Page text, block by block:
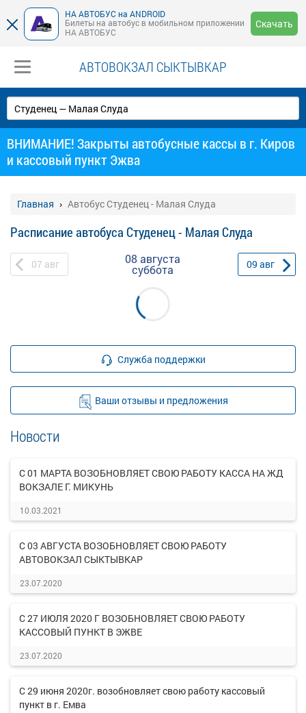
НА АВТОБУС на ANDROID
Билеты на автобус в мобильном приложении
НА АВТОБУС
Скачать
АВТОВОКЗАЛ СЫКТЫВКАР
ВНИМАНИЕ! Закрыты автобусные кассы в г. Киров
и кассовый пункт Эжва
Главная Автобус Студенец - Малая Слуда
Расписание автобуса Студенец - Малая Слуда
07 авг 08 августа
суббота 09 авг
Служба поддержки
Ваши отзывы и предложения
Новости
С 01 МАРТА ВОЗОБНОВЛЯЕТ СВОЮ РАБОТУ КАССА НА ЖД
ВОКЗАЛЕ Г. МИКУНЬ
10.03.2021
С 03 АВГУСТА ВОЗОБНОВЛЯЕТ СВОЮ РАБОТУ
АВТОВОКЗАЛ СЫКТЫВКАР
23.07.2020
С 27 ИЮЛЯ 2020 Г ВОЗОБНОВЛЯЕТ СВОЮ РАБОТУ
КАССОВЫЙ ПУНКТ В ЭЖВЕ
23.07.2020
С 29 июня 2020г. возобновляет свою работу кассовый
пункт в г. Емва